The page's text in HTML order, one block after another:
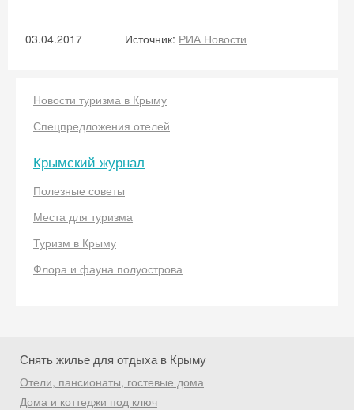
03.04.2017 Источник: РИА Новости
Новости туризма в Крыму
Спецпредложения отелей
Крымский журнал
Полезные советы
Места для туризма
Туризм в Крыму
Флора и фауна полуострова
Снять жилье для отдыха в Крыму
Отели, пансионаты, гостевые дома
Дома и коттеджи под ключ
Скидка −5%
Получить промокод